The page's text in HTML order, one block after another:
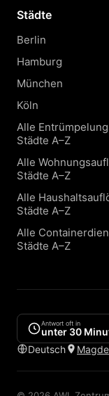
Städte
Berlin
Hamburg
München
Köln
Alle
Städte A–Z
Alle
Städte A–Z
Alle
Städte A–Z
Alle
Städte A–Z
Antwort oft in
unter 30
Deutsch